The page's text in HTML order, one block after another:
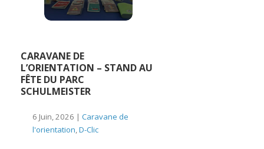
CARAVANE DE
L’ORIENTATION – STAND AU
FÊTE DU PARC
SCHULMEISTER
6 Juin, 2026 | Caravane de
l'orientation D-Clic